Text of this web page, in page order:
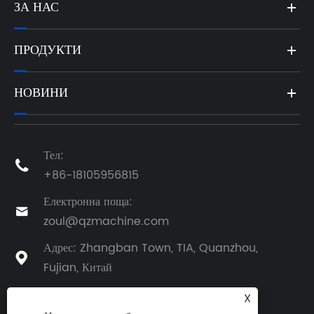
ЗА НАС
ПРОДУКТИ
НОВИНИ

Тел:
+86-18105956815

Електронна поща:
zoul@qzmachine.com

Адрес: Zhangban Town, TIA, Quanzhou,
Fujian, Китай
X